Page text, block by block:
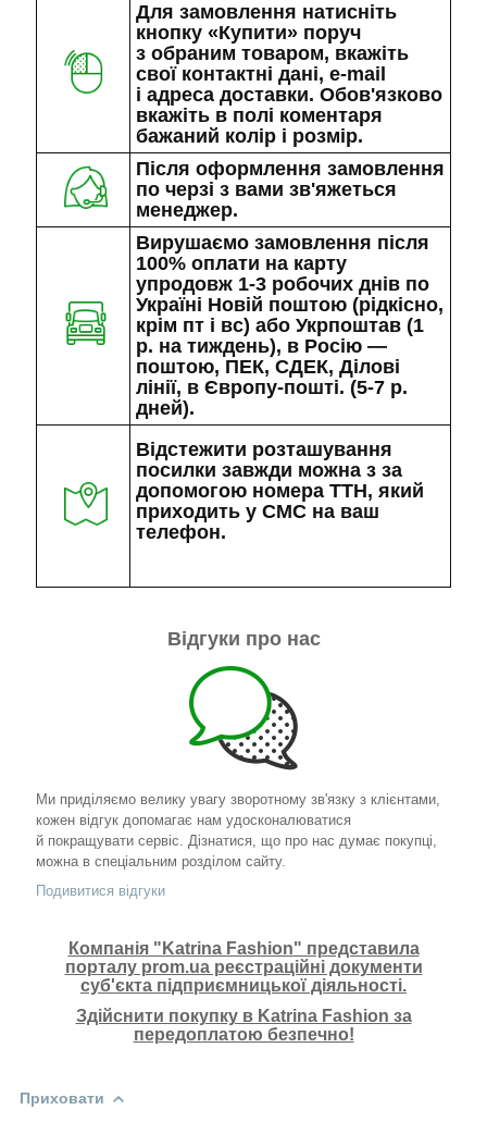
Для замовлення натисніть
кнопку «Купити» поруч
з обраним товаром, вкажіть
свої контактні дані, e-mail
і адреса доставки. Обов'язково
вкажіть в полі коментаря
бажаний колір і розмір.
Після оформлення замовлення
по черзі з вами зв'яжеться
менеджер.
Вирушаємо замовлення після
100% оплати на карту
упродовж 1-3 робочих днів по
Україні Новій поштою (рідкісно,
крім пт і вс) або Укрпоштав (1
р. на тиждень), в Росію —
поштою, ПЕК, СДЕК, Ділові
лінії, в Європу-пошті. (5-7 р.
дней).
Відстежити розташування
посилки завжди можна з за
допомогою номера ТТН, який
приходить у СМС на ваш
телефон.
Відгуки про нас
Ми приділяємо велику увагу зворотному зв'язку з клієнтами,
кожен відгук допомагає нам удосконалюватися
й покращувати сервіс. Дізнатися, що про нас думає покупці,
можна в спеціальним розділом сайту.
Подивитися відгуки
Компанія "Katrina Fashion" представила
порталу prom.ua реєстраційні документи
суб'єкта підприємницької діяльності.
Здійснити покупку в Katrina Fashion за
передоплатою безпечно!
Приховати